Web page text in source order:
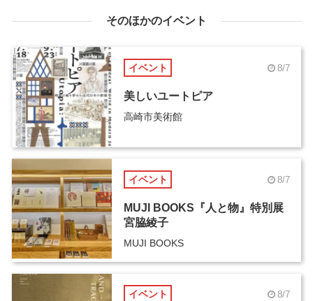
そのほかのイベント
イベント 8/7
美しいユートピア
高崎市美術館
イベント 8/7
MUJI BOOKS『人と物』特別展
宮脇綾子
MUJI BOOKS
イベント 8/7